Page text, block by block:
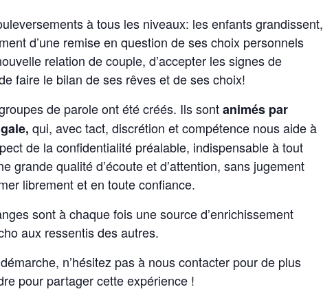
à tous les niveaux: les enfants grandissent,
d’une remise en question de ses choix personnels
relation de couple, d’accepter les signes de
faire le bilan de ses rêves et de ses choix!
de parole ont été créés. Ils sontanimés par
qui, avec tact, discrétion et compétence nous aide à
de la confidentialité préalable, indispensable à tout
grande qualité d’écoute et d’attention, sans jugement
librement et en toute confiance.
sont à chaque fois une source d’enrichissement
aux ressentis des autres.
n’hésitez pas à nous contacter pour de plus
pour partager cette expérience !